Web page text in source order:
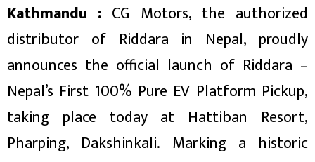
Kathmandu : CG Motors, the authorized
distributor of Riddara in Nepal, proudly
announces the official launch of Riddara –
Nepal’s First 100% Pure EV Platform Pickup,
taking place today at Hattiban Resort,
Pharping, Dakshinkali. Marking a historic